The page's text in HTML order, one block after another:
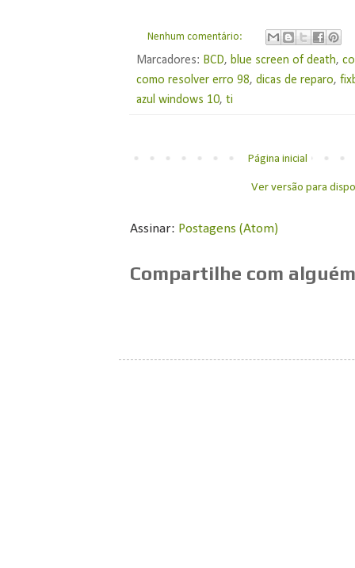
Nenhum comentário:
Marcadores: BCD, blue screen of death,
como resolver erro 98,dicas de reparo,
azul windows 10,ti
Página inicial
Ver versão para
Assinar: Postagens (Atom)
Compartilhe com